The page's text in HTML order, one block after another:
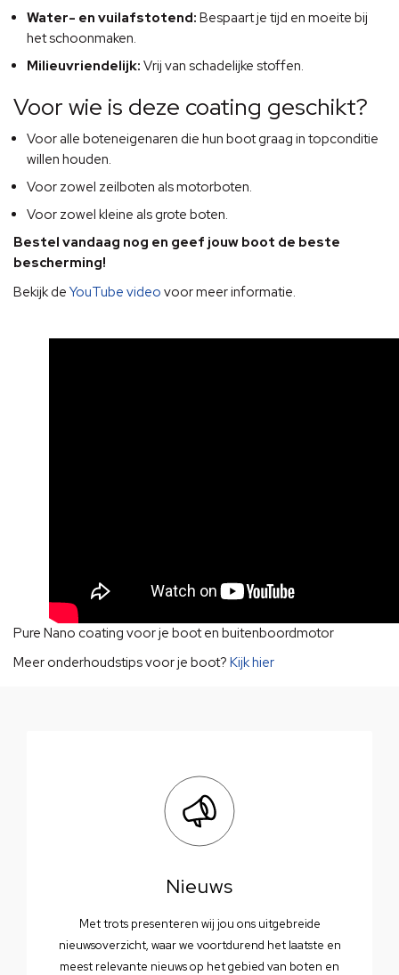
Water- en vuilafstotend: Bespaart je tijd en moeite bij
het schoonmaken.
Milieuvriendelijk: Vrij van schadelijke stoffen.
Voor wie is deze coating geschikt?
Voor alle boteneigenaren die hun boot graag in topconditie
willen houden.
Voor zowel zeilboten als motorboten.
Voor zowel kleine als grote boten.
Bestel vandaag nog en geef jouw boot de beste
bescherming!
Bekijk de YouTube video voor meer informatie.
Pure Nano coating voor je boot en buitenboordmotor
Meer onderhoudstips voor je boot? Kijk hier
Nieuws
Met trots presenteren wij jou ons uitgebreide
nieuwsoverzicht, waar we voortdurend het laatste en
meest relevante nieuws op het gebied van boten en